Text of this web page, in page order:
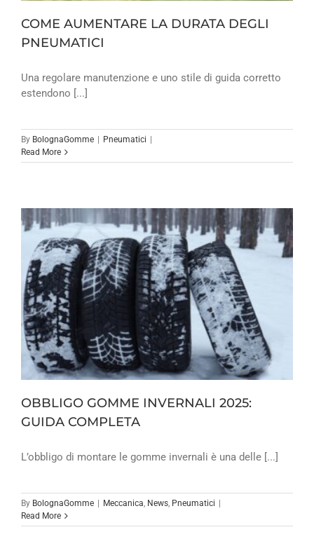
COME AUMENTARE LA DURATA DEGLI
PNEUMATICI
Una regolare manutenzione e uno stile di guida corretto
estendono [...]
By BolognaGomme Pneumatici
Read More
OBBLIGO GOMME INVERNALI 2025:
GUIDA COMPLETA
L’obbligo di montare le gomme invernali è una delle [...]
By BolognaGomme Meccanica, News, Pneumatici
Read More